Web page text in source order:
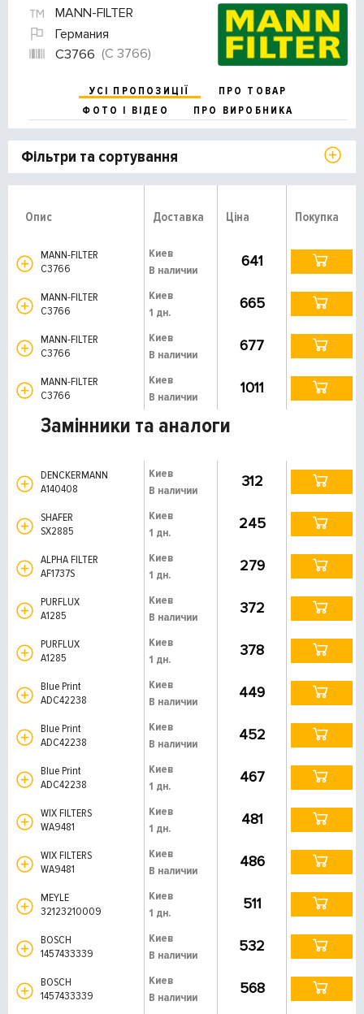
MANN-FILTER
Германия
C3766 (C 3766)
УСІ ПРОПОЗИЦІЇ
ПРО ТОВАР
ФОТО І ВІДЕО
ПРО ВИРОБНИКА
Фільтри та сортування
Опис Доставка Ціна Покупка
MANN-FILTER
C3766
Киев
В наличии
641
MANN-FILTER
C3766
Киев
1 дн.
665
MANN-FILTER
C3766
Киев
В наличии
677
MANN-FILTER
C3766
Киев
В наличии
1011
Замінники та аналоги
DENCKERMANN
A140408
Киев
В наличии
312
SHAFER
SX2885
Киев
1 дн.
245
ALPHA FILTER
AF1737S
Киев
1 дн.
279
PURFLUX
A1285
Киев
В наличии
372
PURFLUX
A1285
Киев
1 дн.
378
Blue Print
ADC42238
Киев
В наличии
449
Blue Print
ADC42238
Киев
В наличии
452
Blue Print
ADC42238
Киев
1 дн.
467
WIX FILTERS
WA9481
Киев
1 дн.
481
WIX FILTERS
WA9481
Киев
В наличии
486
MEYLE
32123210009
Киев
1 дн.
511
BOSCH
1457433339
Киев
В наличии
532
BOSCH
1457433339
Киев
В наличии
568